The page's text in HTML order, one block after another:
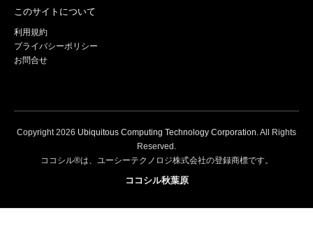
このサイトについて
利用規約
プライバシーポリシー
お問合せ
Copyright2026 Ubiquitous Computing Technology Corporation. All Rights
Reserved.
ココシル®は、ユーシーテクノロジ株式会社の登録商標です。
ココシル秋葉原